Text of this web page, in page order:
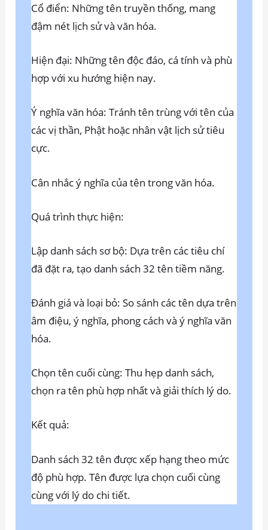
Cổ điển: Những tên truyền thống, mang
đậm nét lịch sử và văn hóa.
Hiện đại: Những tên độc đáo, cá tính và phù
hợp với xu hướng hiện nay.
Ý nghĩa văn hóa: Tránh tên trùng với tên của
các vị thần, Phật hoặc nhân vật lịch sử tiêu
cực.
Cân nhắc ý nghĩa của tên trong văn hóa.
Quá trình thực hiện:
Lập danh sách sơ bộ: Dựa trên các tiêu chí
đã đặt ra, tạo danh sách 32 tên tiềm năng.
Đánh giá và loại bỏ: So sánh các tên dựa trên
âm điệu, ý nghĩa, phong cách và ý nghĩa văn
hóa.
Chọn tên cuối cùng: Thu hẹp danh sách,
chọn ra tên phù hợp nhất và giải thích lý do.
Kết quả:
Danh sách 32 tên được xếp hạng theo mức
độ phù hợp. Tên được lựa chọn cuối cùng
cùng với lý do chi tiết.